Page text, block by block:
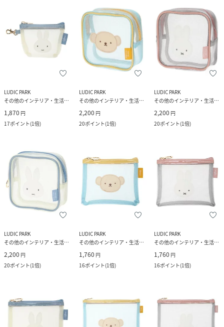
LUDIC PARK
その他のインテリア・生活雑貨
1,870 円
17ポイント(1倍)
LUDIC PARK
その他のインテリア・生活雑貨
2,200 円
20ポイント(1倍)
LUDIC PARK
その他のインテリア・生活雑貨
2,200 円
20ポイント(1倍)
LUDIC PARK
その他のインテリア・生活雑貨
2,200 円
20ポイント(1倍)
LUDIC PARK
その他のインテリア・生活雑貨
1,760 円
16ポイント(1倍)
LUDIC PARK
その他のインテリア・生活雑貨
1,760 円
16ポイント(1倍)